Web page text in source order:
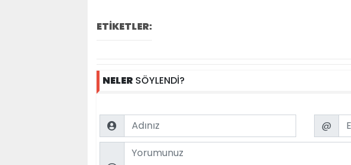
ETİKETLER:
NELER SÖYLENDİ?
Name Email
@
Comment